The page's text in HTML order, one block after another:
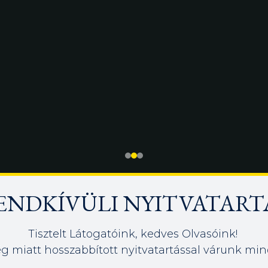
Tisztelt Látogatóink, kedves Olvasóink!
miatt hosszabbított nyitvatartással várunk